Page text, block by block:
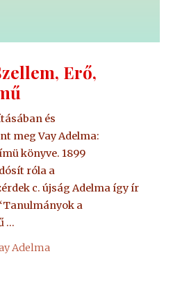
Erő,
és
meg Vay Adelma:
könyve. 1899
róla a
c. újság Adelma így ír
a
…
Adelma